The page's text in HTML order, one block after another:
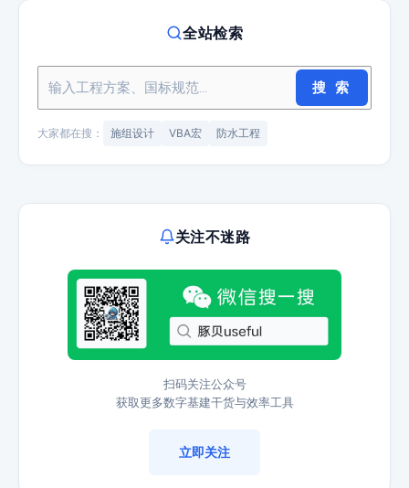
全站检索
搜 索
大家都在搜： 施组设计 VBA宏 防水工程
关注不迷路
扫码关注公众号
获取更多数字基建干货与效率工具
立即关注